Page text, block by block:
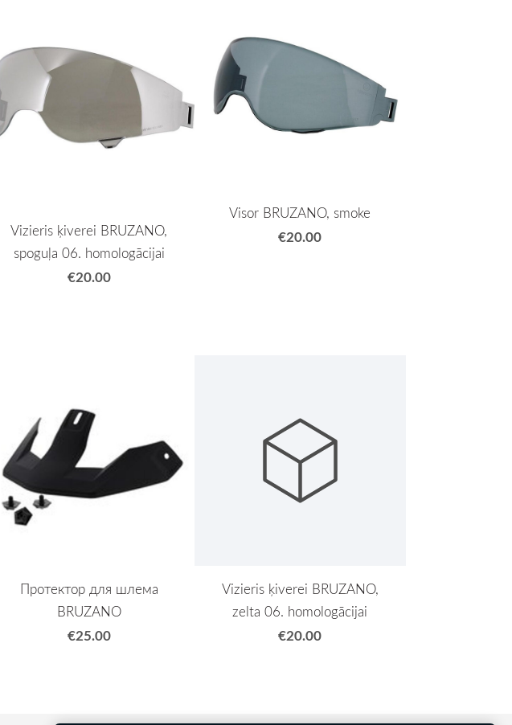
Vizieris ķiverei BRUZANO,
spoguļa 06. homologācijai
€20.00
Visor BRUZANO, smoke
€20.00
Протектор для шлема
BRUZANO
€25.00
Vizieris ķiverei BRUZANO,
zelta 06. homologācijai
€20.00